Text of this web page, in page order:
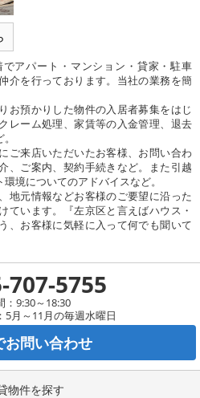
アパート・マンション・貸家・駐車
介を行っております。当社の業務を簡
お預かりした物件の入居者募集をはじ
レーム処理、家賃等の入金管理、退去
ご来店いただいたお客様、お問い合わ
、ご案内、契約手続きなど。また引越
境についてのアドバイスなど。
地元情報などお客様のご要望に沿った
ています。『左京区と言えばハウス・
、お客様に気軽に入って何でも聞いて
707-5755
：9:30～18:30
5月～11月の毎週水曜日
お問い合わせ
物件を探す